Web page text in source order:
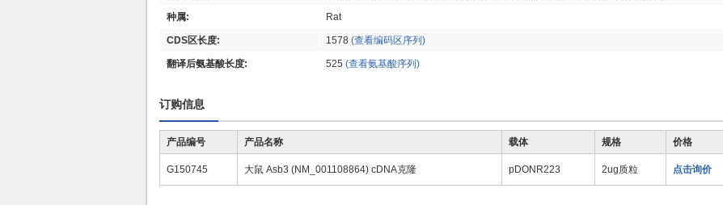
种属: Rat
CDS区长度: 1578 (查看编码区序列)
翻译后氨基酸长度: 525 (查看氨基酸序列)
订购信息
产品编号 产品名称 载体 规格 价格
G150745 大鼠 Asb3 (NM_001108864) cDNA克隆 pDONR223 2ug质粒 点击询价